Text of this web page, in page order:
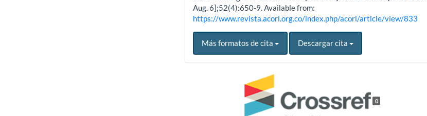
Aug. 6];52(4):650-9. Available from:
https://www.revista.acorl.org.co/index.php/acorl/article/view/833
Más formatos de cita Descargar cita
0